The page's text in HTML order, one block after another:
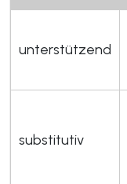
unterstützend
substitutiv